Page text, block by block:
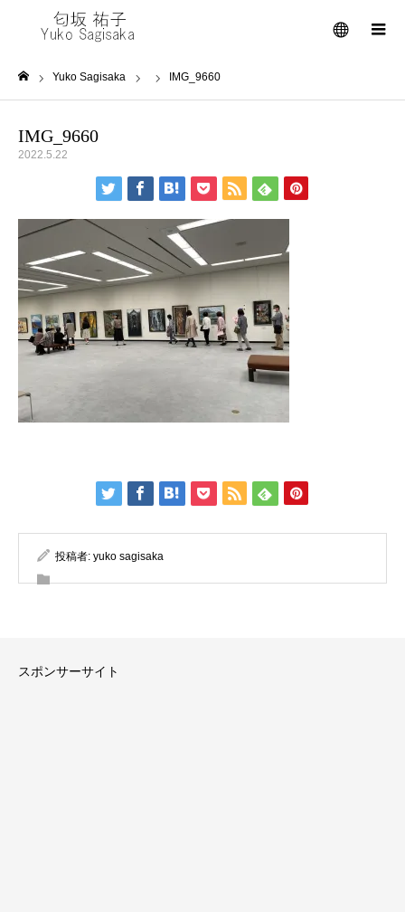
メニュー
Yuko Sagisaka IMG_9660
IMG_9660
2022.5.22
投稿者: yuko sagisaka
スポンサーサイト